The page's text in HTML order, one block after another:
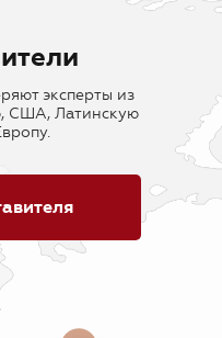
эксперты из
США, Латинскую